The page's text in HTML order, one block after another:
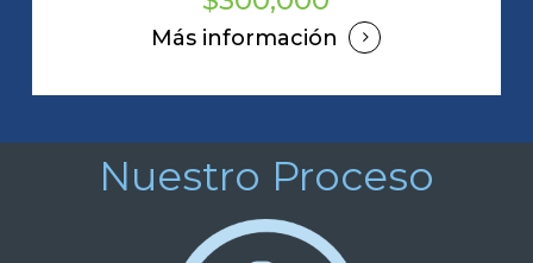
Más información
Nuestro Proceso